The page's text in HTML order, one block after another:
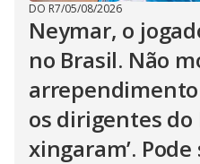
DO R7/05/08/2026
Neymar, o
no Brasil. Não
os dirigentes do
xingaram’.